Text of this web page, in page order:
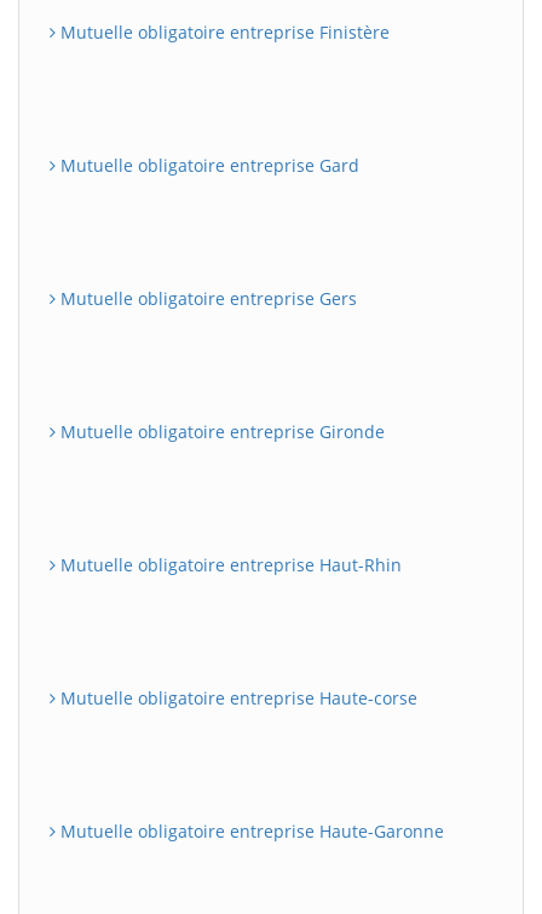
Mutuelle obligatoire entreprise Finistère
Mutuelle obligatoire entreprise Gard
Mutuelle obligatoire entreprise Gers
Mutuelle obligatoire entreprise Gironde
Mutuelle obligatoire entreprise Haut-Rhin
Mutuelle obligatoire entreprise Haute-corse
Mutuelle obligatoire entreprise Haute-Garonne